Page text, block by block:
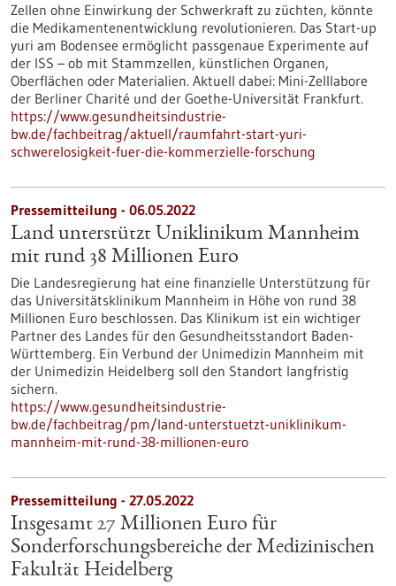
Zellen ohne Einwirkung der Schwerkraft zu züchten, könnte
die Medikamentenentwicklung revolutionieren. Das Start-up
yuri am Bodensee ermöglicht passgenaue Experimente auf
der ISS – ob mit Stammzellen, künstlichen Organen,
Oberflächen oder Materialien. Aktuell dabei: Mini-Zelllabore
der Berliner Charité und der Goethe-Universität Frankfurt.
https://www.gesundheitsindustrie-
bw.de/fachbeitrag/aktuell/raumfahrt-start-yuri-
schwerelosigkeit-fuer-die-kommerzielle-forschung
Pressemitteilung - 06.05.2022
Land unterstützt Uniklinikum Mannheim
mit rund 38 Millionen Euro
Die Landesregierung hat eine finanzielle Unterstützung für
das Universitätsklinikum Mannheim in Höhe von rund 38
Millionen Euro beschlossen. Das Klinikum ist ein wichtiger
Partner des Landes für den Gesundheitsstandort Baden-
Württemberg. Ein Verbund der Unimedizin Mannheim mit
der Unimedizin Heidelberg soll den Standort langfristig
sichern.
https://www.gesundheitsindustrie-
bw.de/fachbeitrag/pm/land-unterstuetzt-uniklinikum-
mannheim-mit-rund-38-millionen-euro
Pressemitteilung - 27.05.2022
Insgesamt 27 Millionen Euro für
Sonderforschungsbereiche der Medizinischen
Fakultät Heidelberg